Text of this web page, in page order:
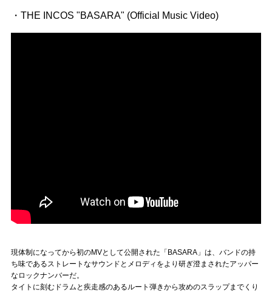
・THE INCOS "BASARA" (Official Music Video)
現体制になってから初のMVとして公開された「BASARA」は、バンドの持
ち味であるストレートなサウンドとメロディをより研ぎ澄まされたアッパー
なロックナンバーだ。
タイトに刻むドラムと疾走感のあるルート弾きから攻めのスラップまでくり